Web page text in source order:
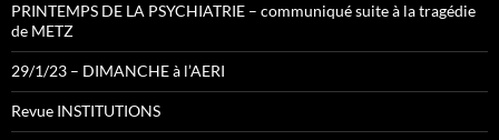
PRINTEMPS DE LA PSYCHIATRIE – communiqué suite à la tragédie
de METZ
29/1/23 – DIMANCHE à l’AERI
Revue INSTITUTIONS